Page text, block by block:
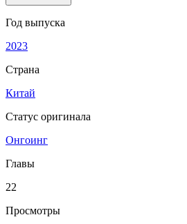
Год выпуска
2023
Страна
Китай
Статус оригинала
Онгоинг
Главы
22
Просмотры